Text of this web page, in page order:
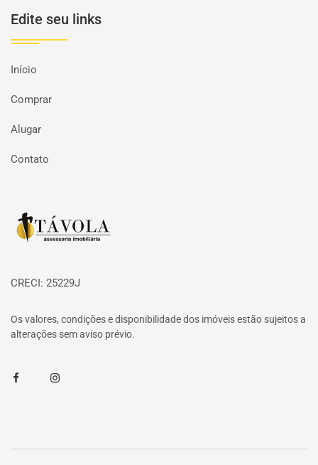
Edite seu links
Início
Comprar
Alugar
Contato
Página inicial
CRECI: 25229J
Os valores, condições e disponibilidade dos imóveis estão sujeitos a
alterações sem aviso prévio.
FacebookInstagram